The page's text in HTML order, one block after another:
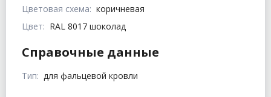
Цветовая схема: коричневая
Цвет: RAL 8017 шоколад
Справочные данные
Тип: для фальцевой кровли